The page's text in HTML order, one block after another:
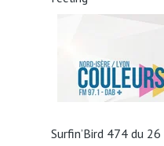
Surfin’Bird 474 du